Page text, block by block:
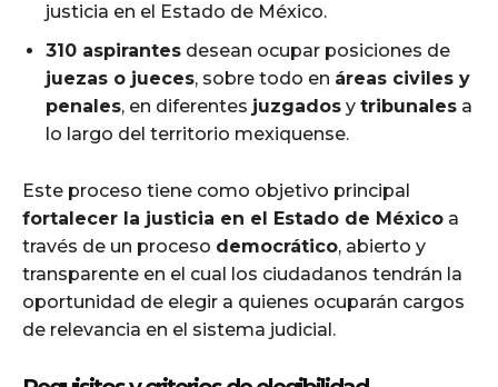
justicia en el Estado de México.
310 aspirantes desean ocupar posiciones de
juezas o jueces, sobre todo en áreas civiles y
penales, en diferentes juzgados y tribunales a
lo largo del territorio mexiquense.
Este proceso tiene como objetivo principal
fortalecer la justicia en el Estado de México a
través de un proceso democrático, abierto y
transparente en el cual los ciudadanos tendrán la
oportunidad de elegir a quienes ocuparán cargos
de relevancia en el sistema judicial.